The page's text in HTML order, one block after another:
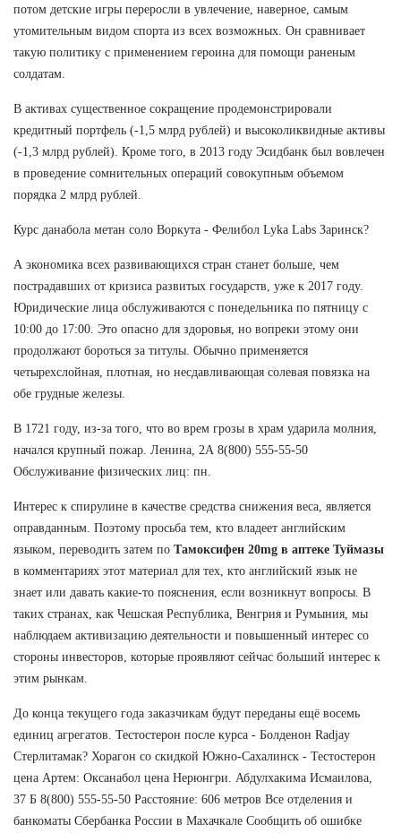
потом детские игры переросли в увлечение, наверное, самым
утомительным видом спорта из всех возможных. Он сравнивает
такую политику с применением героина для помощи раненым
солдатам.
В активах существенное сокращение продемонстрировали
кредитный портфель (-1,5 млрд рублей) и высоколиквидные активы
(-1,3 млрд рублей). Кроме того, в 2013 году Эсидбанк был вовлечен
в проведение сомнительных операций совокупным объемом
порядка 2 млрд рублей.
Курс данабола метан соло Воркута - Фелибол Lyka Labs Заринск?
А экономика всех развивающихся стран станет больше, чем
пострадавших от кризиса развитых государств, уже к 2017 году.
Юридические лица обслуживаются с понедельника по пятницу с
10:00 до 17:00. Это опасно для здоровья, но вопреки этому они
продолжают бороться за титулы. Обычно применяется
четырехслойная, плотная, но несдавливающая солевая повязка на
обе грудные железы.
В 1721 году, из-за того, что во врем грозы в храм ударила молния,
начался крупный пожар. Ленина, 2А 8(800) 555-55-50
Обслуживание физических лиц: пн.
Интерес к спирулине в качестве средства снижения веса, является
оправданным. Поэтому просьба тем, кто владеет английским
языком, переводить затем по Тамоксифен 20mg в аптеке Туймазы
в комментариях этот материал для тех, кто английский язык не
знает или давать какие-то пояснения, если возникнут вопросы. В
таких странах, как Чешская Республика, Венгрия и Румыния, мы
наблюдаем активизацию деятельности и повышенный интерес со
стороны инвесторов, которые проявляют сейчас больший интерес к
этим рынкам.
До конца текущего года заказчикам будут переданы ещё восемь
единиц агрегатов. Тестостерон после курса - Болденон Radjay
Стерлитамак? Хорагон со скидкой Южно-Сахалинск - Тестостерон
цена Артем: Оксанабол цена Нерюнгри. Абдулхакима Исмаилова,
37 Б 8(800) 555-55-50 Расстояние: 606 метров Все отделения и
банкоматы Сбербанка России в Махачкале Сообщить об ошибке